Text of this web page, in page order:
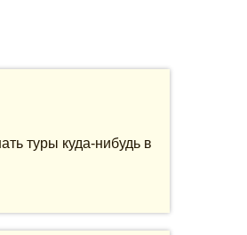
туры куда-нибудь в